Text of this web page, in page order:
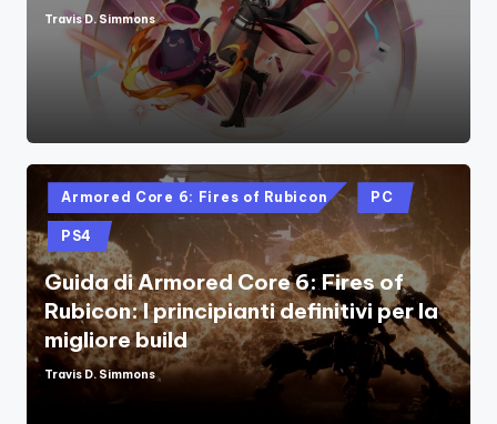
Posted
Travis D. Simmons
Posted
in
Armored Core 6: Fires of Rubicon PC
PS4
Guida di Armored Core 6: Fires of
Rubicon: I principianti definitivi per la
migliore build
Posted
Travis D. Simmons